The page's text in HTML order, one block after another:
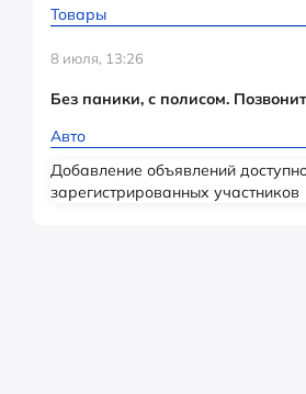
Товары
8 июля, 13:26
Без паники, с полисом.
Авто
Добавление объявлений
зарегистрированных участников